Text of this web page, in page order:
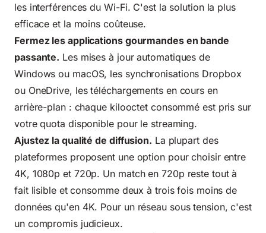
les interférences du Wi-Fi. C'est la solution la plus
efficace et la moins coûteuse.
Fermez les applications gourmandes en bande
passante. Les mises à jour automatiques de
Windows ou macOS, les synchronisations Dropbox
ou OneDrive, les téléchargements en cours en
arrière-plan : chaque kilooctet consommé est pris sur
votre quota disponible pour le streaming.
Ajustez la qualité de diffusion. La plupart des
plateformes proposent une option pour choisir entre
4K, 1080p et 720p. Un match en 720p reste tout à
fait lisible et consomme deux à trois fois moins de
données qu'en 4K. Pour un réseau sous tension, c'est
un compromis judicieux.